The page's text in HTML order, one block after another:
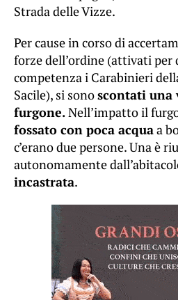
Strada delle Vizze.
Per cause in corso di
forze dell’ordine (attivati per
competenza i Carabinieri
Sacile), si sonoscontati una
furgone.Nell’impatto il
fossato con poca acquaa
c’erano due persone. Una è
autonomamente
incastrata.